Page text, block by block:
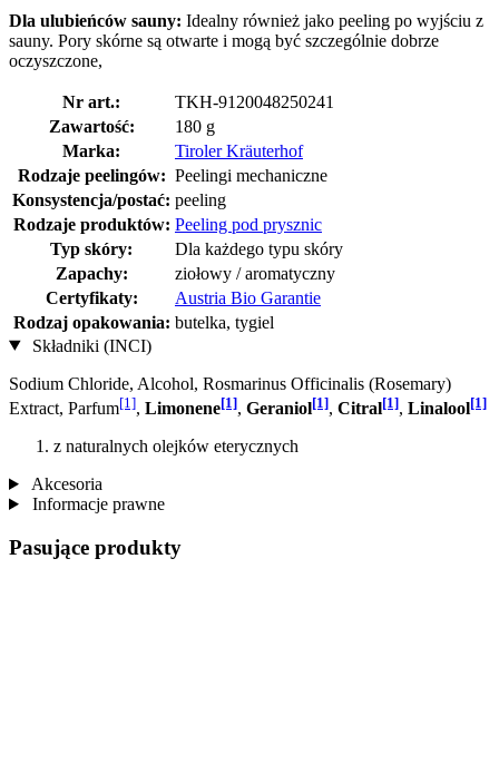
Dla ulubieńców sauny: Idealny również jako peeling po wyjściu z
sauny. Pory skórne są otwarte i mogą być szczególnie dobrze
oczyszczone,
Nr art.:
TKH-9120048250241
Zawartość:
180 g
Marka:
Tiroler Kräuterhof
Rodzaje peelingów: Peelingi mechaniczne
Konsystencja/postać: peeling
Rodzaje produktów: Peeling pod prysznic
Typ skóry:
Dla każdego typu skóry
Zapachy:
ziołowy / aromatyczny
Certyfikaty:
Austria Bio Garantie
Rodzaj opakowania: butelka, tygiel
Składniki (INCI)
Sodium Chloride, Alcohol, Rosmarinus Officinalis (Rosemary)
Extract, Parfum[1], Limonene[1], Geraniol[1], Citral[1], Linalool[1]
z naturalnych olejków eterycznych
Akcesoria
Informacje prawne
Pasujące produkty